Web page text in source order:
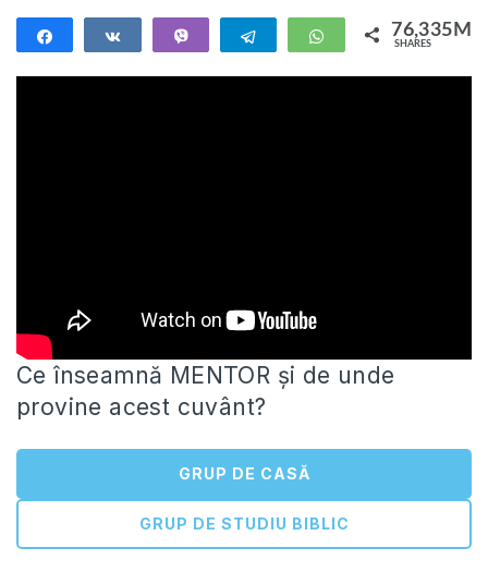
Share Share Telegram WhatsApp76,335M
SHARES
Ce înseamnă MENTOR și de unde
provine acest cuvânt?
GRUP DE CASĂ
GRUP DE STUDIU BIBLIC